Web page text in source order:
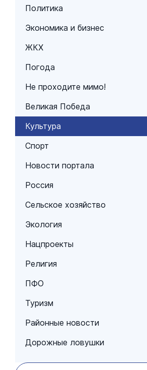
Политика
Экономика и бизнес
ЖКХ
Погода
Не проходите мимо!
Великая Победа
Культура
Спорт
Новости портала
Россия
Сельское хозяйство
Экология
Нацпроекты
Религия
ПФО
Туризм
Районные новости
Дорожные ловушки